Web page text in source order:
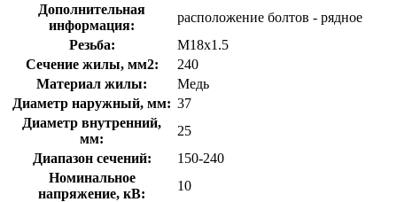
Дополнительная
информация:
расположение болтов - рядное
Резьба:
М18x1.5
Сечение жилы, мм2:
240
Материал жилы:
Медь
Диаметр наружный, мм: 37
Диаметр внутренний,
мм:
25
Диапазон сечений:
150-240
Номинальное
напряжение, кВ:
10